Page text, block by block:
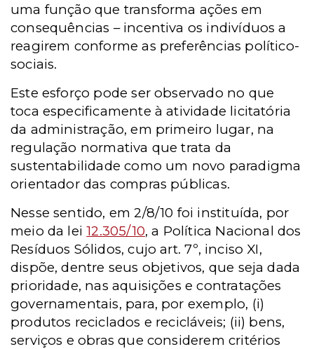
uma função que transforma ações em
consequências – incentiva os indivíduos a
reagirem conforme as preferências político-
sociais.
Este esforço pode ser observado no que
toca especificamente à atividade licitatória
da administração, em primeiro lugar, na
regulação normativa que trata da
sustentabilidade como um novo paradigma
orientador das compras públicas.
Nesse sentido, em 2/8/10 foi instituída, por
meio da lei12.305/10, a Política Nacional dos
Resíduos Sólidos, cujo art. 7º, inciso XI,
dispõe, dentre seus objetivos, que seja dada
prioridade, nas aquisições e contratações
governamentais, para, por exemplo, (i)
produtos reciclados e recicláveis; (ii) bens,
serviços e obras que considerem critérios